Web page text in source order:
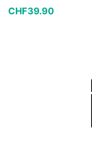
CHF39.90